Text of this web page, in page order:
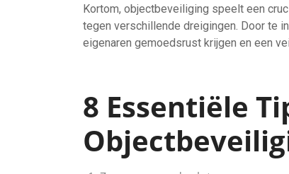
Kortom, objectbeveiliging speelt een
tegen verschillende dreigingen. Door te
eigenaren gemoedsrust krijgen en een
8 Essentiële